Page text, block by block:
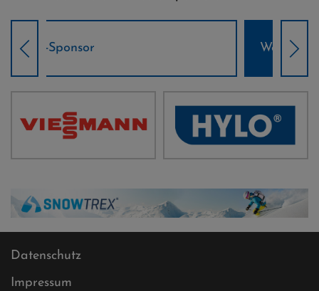
Weltcup-Sponsoren Damen